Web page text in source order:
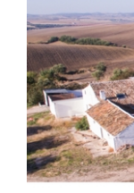
El Frente
Juntar las
afán de saber
Historia y
Memoria